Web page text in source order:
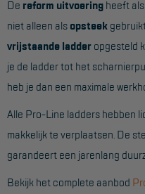
Reddingsmiddelen
ACTIES
MAATWERK
VERHUUR
Steigers
De reform uitvoering heeft
niet alleen als opsteek
vrijstaande ladder opgesteld
je de ladder tot het
heb je dan een maximale
Alle Pro-Line ladders hebben
makkelijk te verplaatsen. De
garandeert een jarenlang
Bekijk het complete aanbod